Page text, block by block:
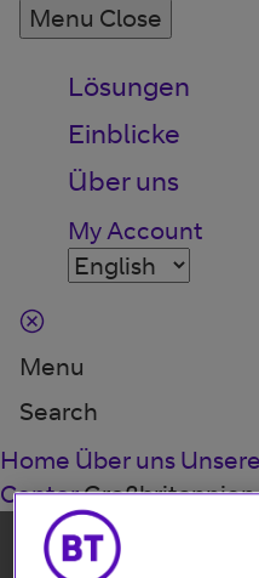
Menu Close
Lösungen
Einblicke
Über uns
My Account
Menu
Search
Home Über uns
CenterGroßbritannien
CUSTOMER